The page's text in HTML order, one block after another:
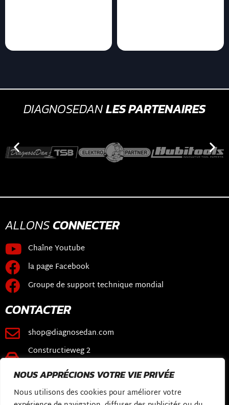
NOUS APPRÉCIONS VOTRE VIE PRIVÉE
Nous utilisons des cookies pour améliorer votre
DIAGNOSEDANLES PARTENAIRES
ALLONSCONNECTER
Chaîne Youtube
la page Facebook
Groupe de support technique mondial
CONTACTER
shop@diagnosedan.com
Constructieweg 2
LIENS